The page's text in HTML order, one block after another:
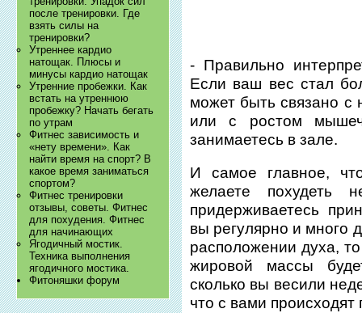
после тренировки. Где
взять силы на
тренировки?
Утреннее кардио
натощак. Плюсы и
минусы кардио натощак
Утренние пробежки. Как
встать на утреннюю
пробежку? Начать бегать
по утрам
Фитнес зависимость и
«нету времени». Как
найти время на спорт? В
какое время заниматься
спортом?
Фитнес тренировки
отзывы, советы. Фитнес
для похудения. Фитнес
для начинающих
Ягодичный мостик.
Техника выполнения
ягодичного мостика.
Фитоняшки форум
- Правильно
Если ваш вес стал
может быть связано с
или с ростом
занимаетесь в зале.
И самое главное,
желаете
придерживаетесь
вы регулярно и много
расположении духа,
жировой массы
сколько вы весили
что с вами